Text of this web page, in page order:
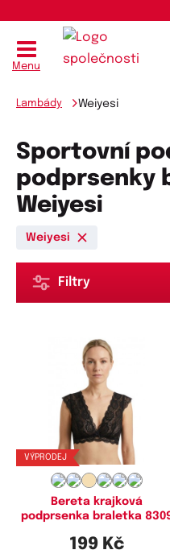
Menu
Lambády Weiyesi
Sportovní
podprsenky
Weiyesi
Weiyesi
Filtry
VÝPRODEJ
Dostupné velikosti:
M,L, XL
Bereta krajková
podprsenka braletka
199 Kč